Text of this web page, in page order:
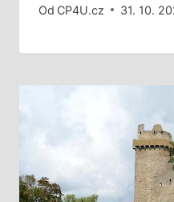
Od CP4U.cz 31. 10.